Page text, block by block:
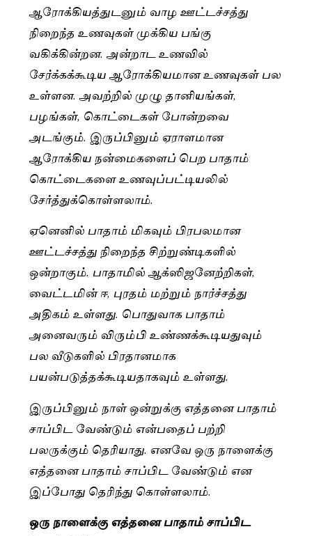
ஆரோக்கியத்துடனும் வாழ ஊட்டச்சத்து
நிறைந்த உணவுகள் முக்கிய பங்கு
வகிக்கின்றன. அன்றாட உணவில்
சேர்க்கக்கூடிய ஆரோக்கியமான உணவுகள் பல
உள்ளன. அவற்றில் முழு தானியங்கள்,
பழங்கள், கொட்டைகள் போன்றவை
அடங்கும். இருப்பினும் ஏராளமான
ஆரோக்கிய நன்மைகளைப் பெற பாதாம்
கொட்டைகளை உணவுப்பட்டியலில்
சோ்த்துக்கொள்ளலாம்.
ஏனெனில் பாதாம் மிகவும் பிரபலமான
ஊட்டச்சத்து நிறைந்த சிற்றுண்டிகளில்
ஒன்றாகும். பாதாமில் ஆக்ஸிஜனேற்றிகள்,
வைட்டமின் ஈ, புரதம் மற்றும் நார்ச்சத்து
அதிகம் உள்ளது. பொதுவாக பாதாம்
அனைவரும் விரும்பி உண்ணக்கூடியதுவும்
பல வீடுகளில் பிரதானமாக
பயன்படுத்தக்கூடியதாகவும் உள்ளது.
இருப்பினும் நாள் ஒன்றுக்கு எத்தனை பாதாம்
சாப்பிட வேண்டும் என்பதைப் பற்றி
பலருக்கும் தெரியாது. எனவே ஒரு நாளைக்கு
எத்தனை பாதாம் சாப்பிட வேண்டும் என
இப்போது தெரிந்து கொள்ளலாம்.
ஒரு நாளைக்கு எத்தனை பாதாம் சாப்பிட